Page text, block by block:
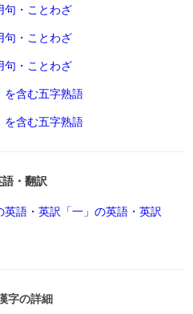
句・ことわざ
句・ことわざ
句・ことわざ
を含む五字熟語
を含む五字熟語
・翻訳
英語・英訳 「一」の英語・英訳
字の詳細